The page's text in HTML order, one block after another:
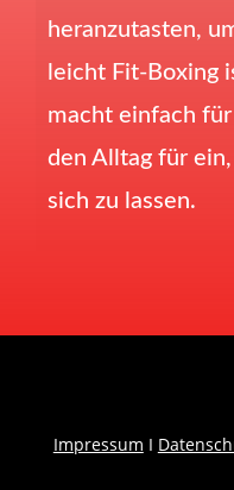
heranzutasten,
leicht Fit-Boxing
macht einfach
den Alltag für
sich zu lassen.
Impressum I